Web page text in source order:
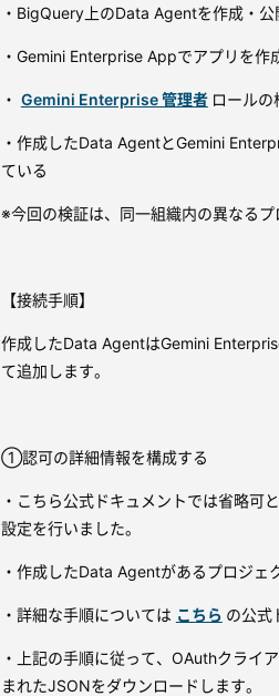
・BigQuery上のData Agentを作成・公
・Gemini Enterprise Appでアプリを作
・ Gemini Enterprise 管理者 ロールの
・作成したData AgentとGemini
ている
※今回の検証は、同一組織内の異なるプ
【接続手順】
作成したData AgentはGemini
て追加します。
①認可の詳細情報を構成する
・こちら公式ドキュメントでは省略可
設定を行いました。
・作成したData Agentがあるプロジェ
・詳細な手順については こちら の公式
・上記の手順に従って、OAuthクライ
まれたJSONをダウンロードします。